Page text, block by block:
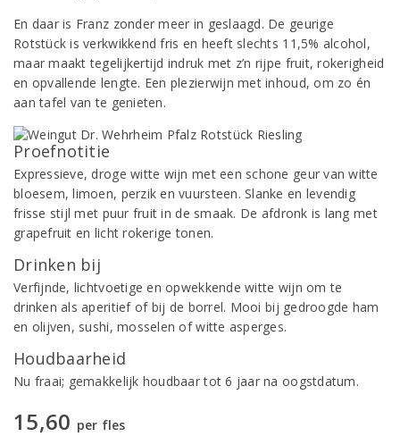
En daar is Franz zonder meer in geslaagd. De geurige
Rotstück is verkwikkend fris en heeft slechts 11,5% alcohol,
maar maakt tegelijkertijd indruk met z’n rijpe fruit, rokerigheid
en opvallende lengte. Een plezierwijn met inhoud, om zo én
aan tafel van te genieten.
Proefnotitie
Expressieve, droge witte wijn met een schone geur van witte
bloesem, limoen, perzik en vuursteen. Slanke en levendig
frisse stijl met puur fruit in de smaak. De afdronk is lang met
grapefruit en licht rokerige tonen.
Drinken bij
Verfijnde, lichtvoetige en opwekkende witte wijn om te
drinken als aperitief of bij de borrel. Mooi bij gedroogde ham
en olijven, sushi, mosselen of witte asperges.
Houdbaarheid
Nu fraai; gemakkelijk houdbaar tot 6 jaar na oogstdatum.
15,60 per fles